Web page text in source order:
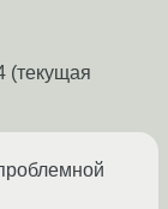
(текущая